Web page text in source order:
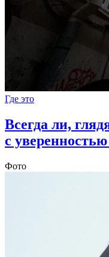
Где это
Всегда ли,
с уверенностью
Фото